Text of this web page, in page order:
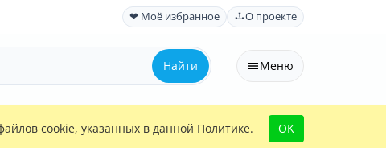
❤ Моё избранное О проекте
Найти Меню
cookie, указанных в данной Политике. OK